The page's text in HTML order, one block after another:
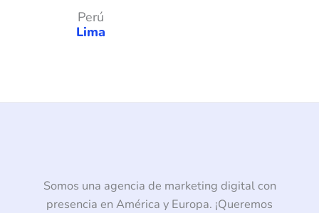
Perú
Lima
Somos una agencia de marketing digital con
presencia en América y Europa. ¡Queremos